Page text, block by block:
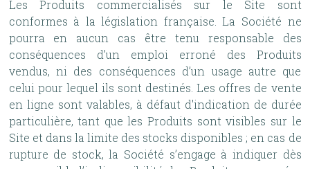
Les Produits commercialisés sur le Site sont
conformes à la législation française. La Société ne
pourra en aucun cas être tenu responsable des
conséquences d’un emploi erroné des Produits
vendus, ni des conséquences d’un usage autre que
celui pour lequel ils sont destinés. Les offres de vente
en ligne sont valables, à défaut d'indication de durée
particulière, tant que les Produits sont visibles sur le
Site et dans la limite des stocks disponibles ; en cas de
rupture de stock, la Société s’engage à indiquer dès